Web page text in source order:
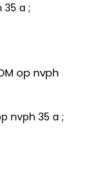
35 a ;
nvph 35 a ;